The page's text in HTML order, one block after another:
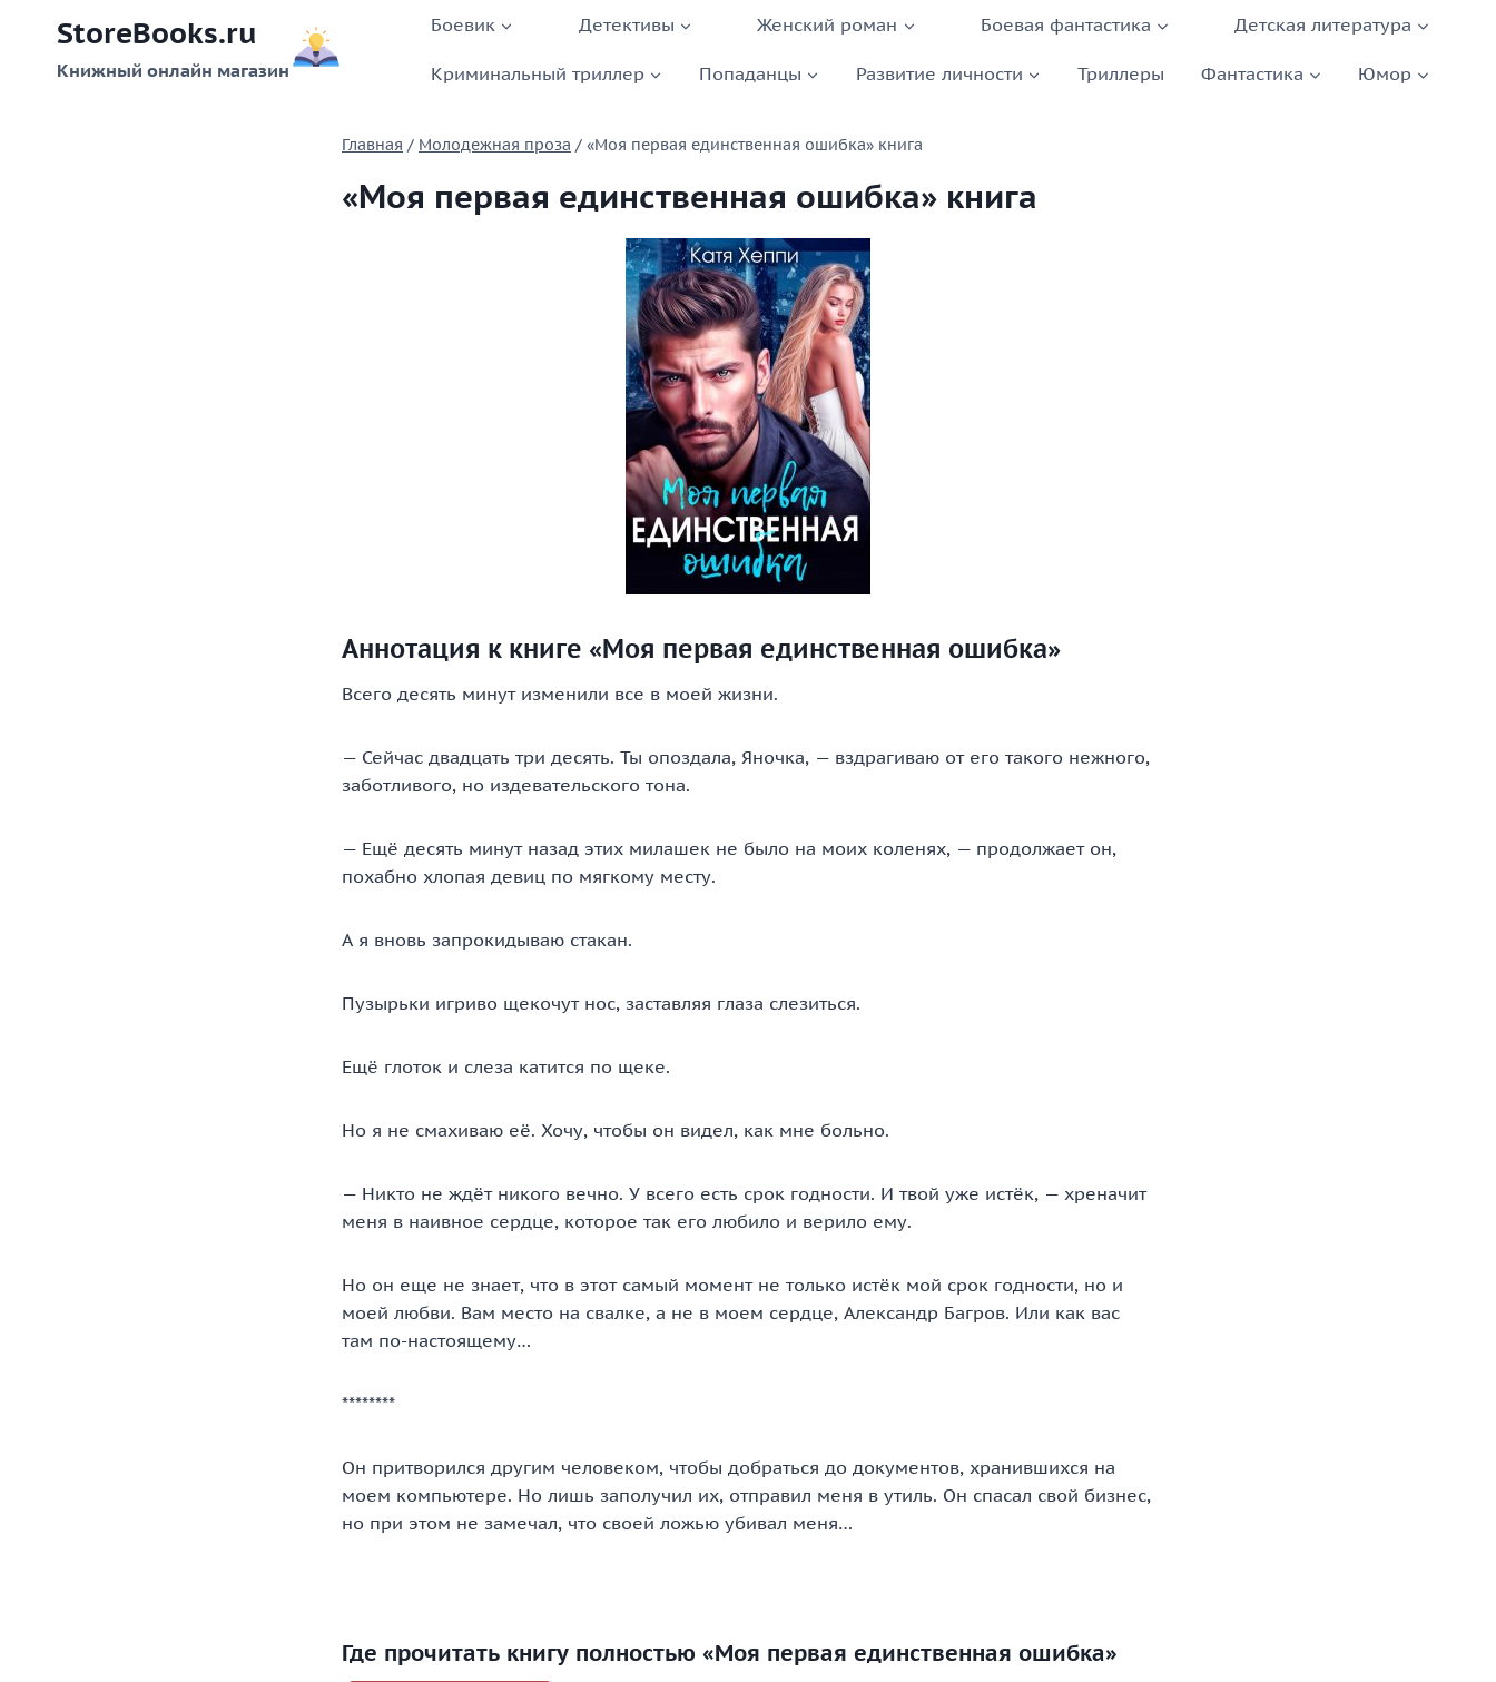
содержимому
StoreBooks.ru
Книжный онлайн магазин
Боевик Детективы Женский роман Боевая фантастика Детская литература
Криминальный триллер Попаданцы Развитие личности Триллеры Фантастика Юмор
Главная / Молодежная проза / «Моя первая единственная ошибка» книга
«Моя первая единственная ошибка» книга
Аннотация к книге «Моя первая единственная ошибка»
Всего десять минут изменили все в моей жизни.
— Сейчас двадцать три десять. Ты опоздала, Яночка, — вздрагиваю от его такого нежного,
заботливого, но издевательского тона.
— Ещё десять минут назад этих милашек не было на моих коленях, — продолжает он,
похабно хлопая девиц по мягкому месту.
А я вновь запрокидываю стакан.
Пузырьки игриво щекочут нос, заставляя глаза слезиться.
Ещё глоток и слеза катится по щеке.
Но я не смахиваю её. Хочу, чтобы он видел, как мне больно.
— Никто не ждёт никого вечно. У всего есть срок годности. И твой уже истёк, — хреначит
меня в наивное сердце, которое так его любило и верило ему.
Но он еще не знает, что в этот самый момент не только истёк мой срок годности, но и
моей любви. Вам место на свалке, а не в моем сердце, Александр Багров. Или как вас
там по-настоящему…
********
Он притворился другим человеком, чтобы добраться до документов, хранившихся на
моем компьютере. Но лишь заполучил их, отправил меня в утиль. Он спасал свой бизнес,
но при этом не замечал, что своей ложью убивал меня…
Где прочитать книгу полностью «Моя первая единственная ошибка»